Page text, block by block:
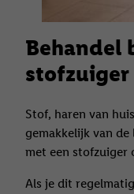
Behandel
stofzuiger
Stof, haren van
gemakkelijk van
met een stofzuiger
Als je dit